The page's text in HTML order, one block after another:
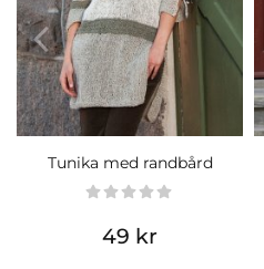
Tunika med randbård
49 kr